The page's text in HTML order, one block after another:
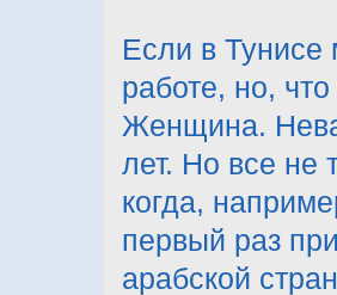
Если в Тунисе
работе, но,
Женщина.
лет. Но все не
когда,
первый раз
арабской